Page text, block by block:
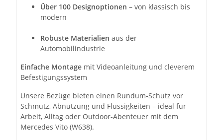
Über 100 Designoptionen – von klassisch bis
modern
Robuste Materialien aus der
Automobilindustrie
Einfache Montage mit Videoanleitung und cleverem
Befestigungssystem
Unsere Bezüge bieten einen Rundum-Schutz vor
Schmutz, Abnutzung und Flüssigkeiten – ideal für
Arbeit, Alltag oder Outdoor-Abenteuer mit dem
Mercedes Vito (W638).